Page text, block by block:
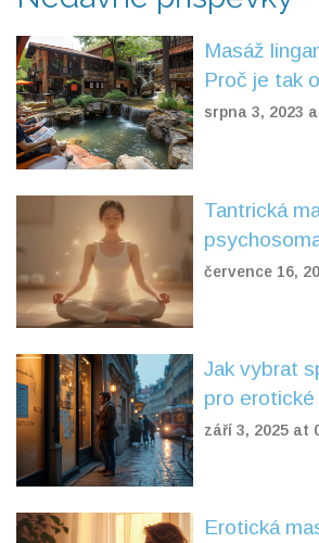
Masáž
Proč je tak
srpna 3, 2023
Tantrická
pánvi: Jak
července 16,
Jak vybrat
pro
bezpečnost,
září 3, 2025 at
Erotická